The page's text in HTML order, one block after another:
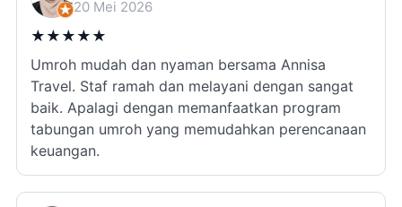
20 Mei 2026
★ ★ ★ ★ ★
Umroh mudah dan nyaman bersama Annisa
Travel. Staf ramah dan melayani dengan sangat
baik. Apalagi dengan memanfaatkan program
tabungan umroh yang memudahkan perencanaan
keuangan.